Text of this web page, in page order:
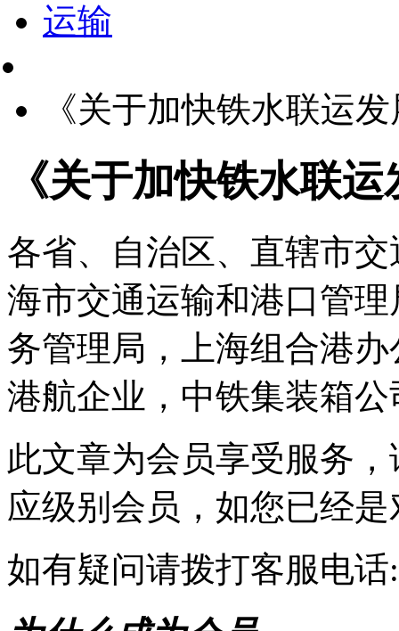
运输
《关于加快铁水联运
《关于加快铁水联
各省、自治区、直辖市
海市交通运输和港口管
务管理局，上海组合港
港航企业，中铁集装箱公
此文章为会员享受服务，
应级别会员，如您已经
如有疑问请拨打客服电话